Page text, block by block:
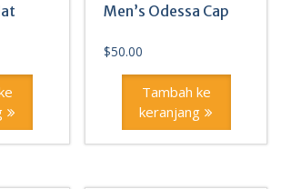
Men’s Odessa Cap
$50.00
Tambah ke
keranjang